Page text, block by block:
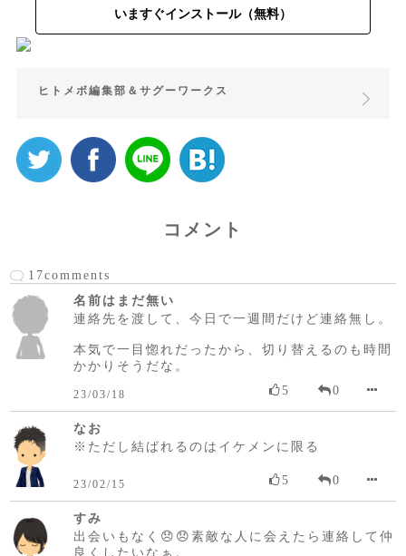
いますぐインストール（無料）
ヒトメボ編集部＆サグーワークス
コメント
17comments
名前はまだ無い
連絡先を渡して、今日で一週間だけど連絡無し。
本気で一目惚れだったから、切り替えるのも時間
かかりそうだな。
23/03/18 5 0
なお
※ただし結ばれるのはイケメンに限る
23/02/15 5 0
すみ
出会いもなく😞😞素敵な人に会えたら連絡して仲
良くしたいなぁ。